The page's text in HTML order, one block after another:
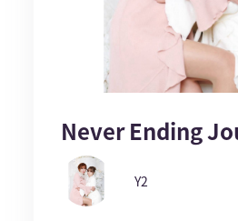
Never Ending
Y2